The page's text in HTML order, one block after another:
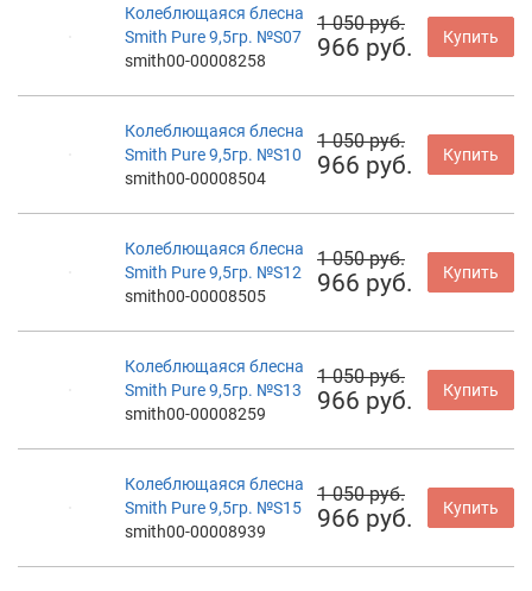
Колеблющаяся блесна
Smith Pure 9,5гр. №S07
smith00-00008258
1 050 руб.
966 руб. Купить
Колеблющаяся блесна
Smith Pure 9,5гр. №S10
smith00-00008504
1 050 руб.
966 руб. Купить
Колеблющаяся блесна
Smith Pure 9,5гр. №S12
smith00-00008505
1 050 руб.
966 руб. Купить
Колеблющаяся блесна
Smith Pure 9,5гр. №S13
smith00-00008259
1 050 руб.
966 руб. Купить
Колеблющаяся блесна
Smith Pure 9,5гр. №S15
smith00-00008939
1 050 руб.
966 руб. Купить